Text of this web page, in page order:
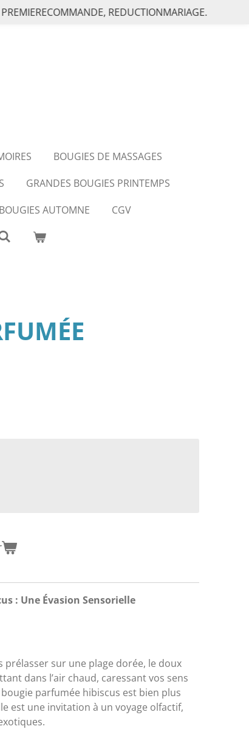
REDUCTIONMARIAGE.
BOUGIES DE MASSAGES
GRANDES BOUGIES PRINTEMPS
AUTOMNE
CGV
: Une Évasion Sensorielle
prélasser sur une plage dorée, le doux
dans l’air chaud, caressant vos sens
parfumée hibiscus est bien plus
est une invitation à un voyage olfactif,